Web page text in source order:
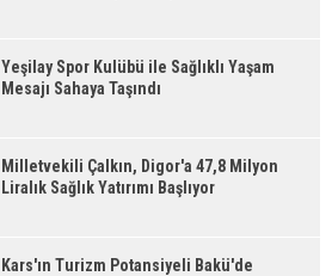
Yeşilay Spor Kulübü ile Sağlıklı Yaşam
Mesajı Sahaya Taşındı
Milletvekili Çalkın, Digor'a 47,8 Milyon
Liralık Sağlık Yatırımı Başlıyor
Kars'ın Turizm Potansiyeli Bakü'de